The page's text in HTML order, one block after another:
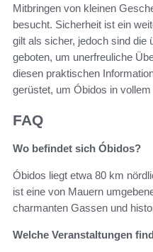
Mitbringen von kleinen
besucht. Sicherheit ist ein
gilt als sicher, jedoch sind die
geboten, um unerfreuliche
diesen praktischen
gerüstet, um Óbidos in
FAQ
Wo befindet sich Óbidos?
Óbidos liegt etwa 80 km
ist eine von Mauern
charmanten Gassen und
Welche Veranstaltungen